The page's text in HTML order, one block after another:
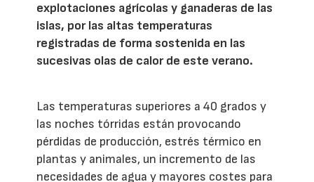
explotaciones agrícolas y ganaderas de las
islas, por las altas temperaturas
registradas de forma sostenida en las
sucesivas olas de calor de este verano.
Las temperaturas superiores a 40 grados y
las noches tórridas están provocando
pérdidas de producción, estrés térmico en
plantas y animales, un incremento de las
necesidades de agua y mayores costes para